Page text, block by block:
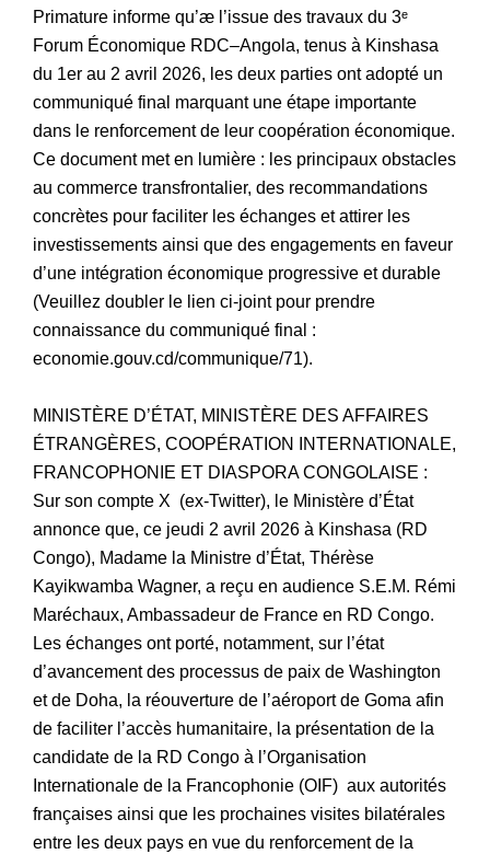
Primature informe qu’æ l’issue des travaux du 3ᵉ
Forum Économique RDC–Angola, tenus à Kinshasa
du 1er au 2 avril 2026, les deux parties ont adopté un
communiqué final marquant une étape importante
dans le renforcement de leur coopération économique.
Ce document met en lumière : les principaux obstacles
au commerce transfrontalier, des recommandations
concrètes pour faciliter les échanges et attirer les
investissements ainsi que des engagements en faveur
d’une intégration économique progressive et durable
(Veuillez doubler le lien ci-joint pour prendre
connaissance du communiqué final :
economie.gouv.cd/communique/71).
MINISTÈRE D’ÉTAT, MINISTÈRE DES AFFAIRES
ÉTRANGÈRES, COOPÉRATION INTERNATIONALE,
FRANCOPHONIE ET DIASPORA CONGOLAISE :
Sur son compte X (ex-Twitter), le Ministère d’État
annonce que, ce jeudi 2 avril 2026 à Kinshasa (RD
Congo), Madame la Ministre d’État, Thérèse
Kayikwamba Wagner, a reçu en audience S.E.M. Rémi
Maréchaux, Ambassadeur de France en RD Congo.
Les échanges ont porté, notamment, sur l’état
d’avancement des processus de paix de Washington
et de Doha, la réouverture de l’aéroport de Goma afin
de faciliter l’accès humanitaire, ⁠la présentation de la
candidate de la RD Congo à l’Organisation
Internationale de la Francophonie (OIF) aux autorités
françaises ainsi que les prochaines visites bilatérales
entre les deux pays en vue du renforcement de la